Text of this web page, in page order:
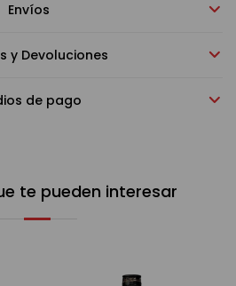
Envíos
y Devoluciones
de pago
te pueden interesar